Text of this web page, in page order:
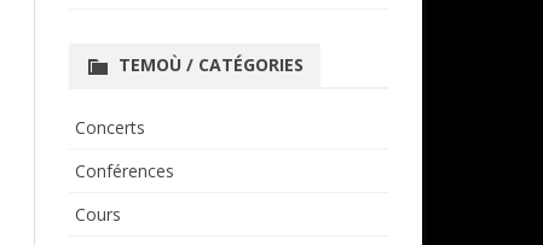
TEMOÙ / CATÉGORIES
Concerts
Conférences
Cours